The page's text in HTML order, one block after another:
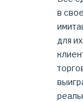
в
для